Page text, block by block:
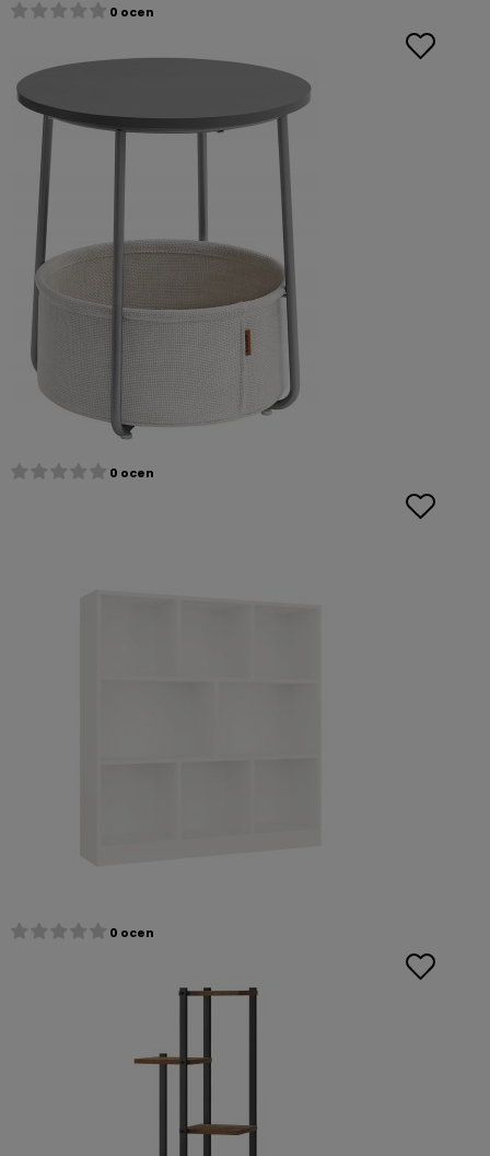
0 ocen
0 ocen
0 ocen